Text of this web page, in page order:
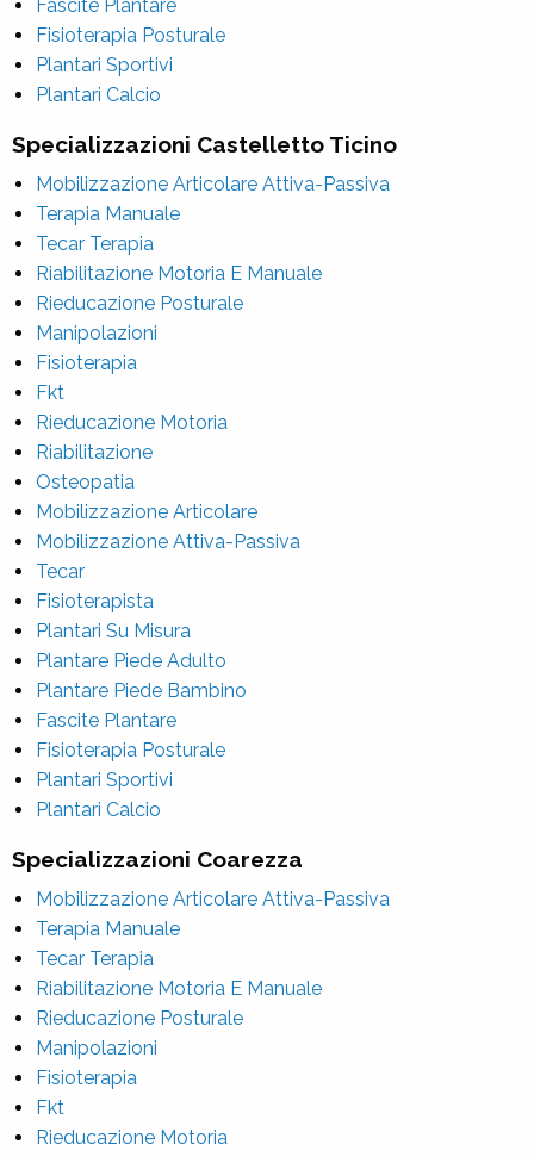
Fascite Plantare
Fisioterapia Posturale
Plantari Sportivi
Plantari Calcio
Specializzazioni Castelletto Ticino
Mobilizzazione Articolare Attiva-Passiva
Terapia Manuale
Tecar Terapia
Riabilitazione Motoria E Manuale
Rieducazione Posturale
Manipolazioni
Fisioterapia
Fkt
Rieducazione Motoria
Riabilitazione
Osteopatia
Mobilizzazione Articolare
Mobilizzazione Attiva-Passiva
Tecar
Fisioterapista
Plantari Su Misura
Plantare Piede Adulto
Plantare Piede Bambino
Fascite Plantare
Fisioterapia Posturale
Plantari Sportivi
Plantari Calcio
Specializzazioni Coarezza
Mobilizzazione Articolare Attiva-Passiva
Terapia Manuale
Tecar Terapia
Riabilitazione Motoria E Manuale
Rieducazione Posturale
Manipolazioni
Fisioterapia
Fkt
Rieducazione Motoria